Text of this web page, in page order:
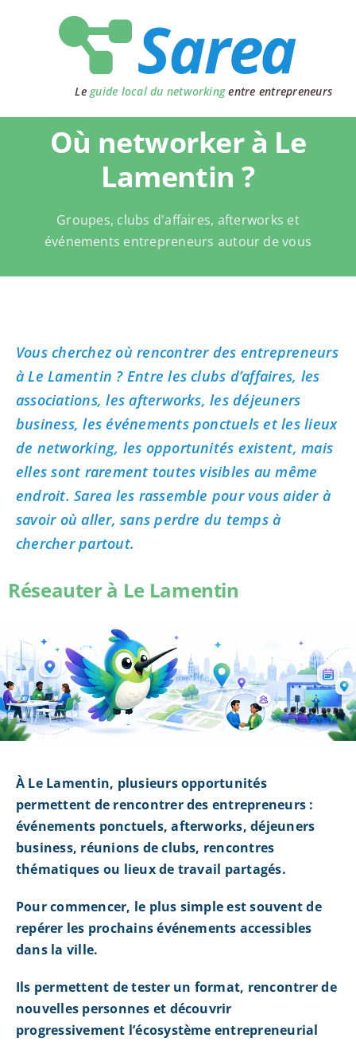
Le guide local du networkingentre entrepreneurs
Où networker à Le
Lamentin ?
Groupes, clubs d'affaires, afterworks et
événements entrepreneurs autour de vous
Vous cherchez où rencontrer des entrepreneurs
à Le Lamentin ? Entre les clubs d’affaires, les
associations, les afterworks, les déjeuners
business, les événements ponctuels et les lieux
de networking, les opportunités existent, mais
elles sont rarement toutes visibles au même
endroit. Sarea les rassemble pour vous aider à
savoir où aller, sans perdre du temps à
chercher partout.
Réseauter à Le Lamentin
À Le Lamentin, plusieurs opportunités
permettent de rencontrer des entrepreneurs :
événements ponctuels, afterworks, déjeuners
business, réunions de clubs, rencontres
thématiques ou lieux de travail partagés.
Pour commencer, le plus simple est souvent de
repérer les prochains événements accessibles
dans la ville.
Ils permettent de tester un format, rencontrer de
nouvelles personnes et découvrir
progressivement l’écosystème entrepreneurial